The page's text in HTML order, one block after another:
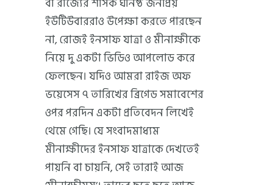
ইউটিউবাররাও উপেক্ষা করতে পারছেন
না, রোজই ইনসাফ যাত্রা ও মীনাক্ষীকে
নিয়ে দু একটা ভিডিও আপলোড করে
ফেলছেন। যদিও আমরা রাইজ অফ
ভয়েসেস ৭ তারিখের ব্রিগেড সমাবেশের
ওপর পরদিন একটা প্রতিবেদন লিখেই
থেমে গেছি। যে সংবাদমাধ্যম
মীনাক্ষীদের ইনসাফ যাত্রাকে দেখতেই
পায়নি বা চায়নি, সেই তারাই আজ